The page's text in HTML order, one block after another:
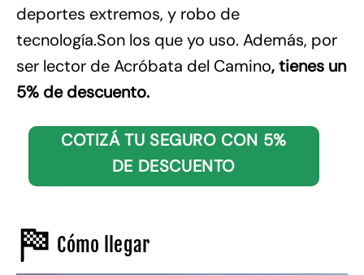
deportes extremos, y robo de
tecnología.Son los que yo uso. Además, por
ser lector de Acróbata del Camino, tienes un
5% de descuento.
COTIZÁ TU SEGURO CON 5%
DE DESCUENTO
Cómo llegar